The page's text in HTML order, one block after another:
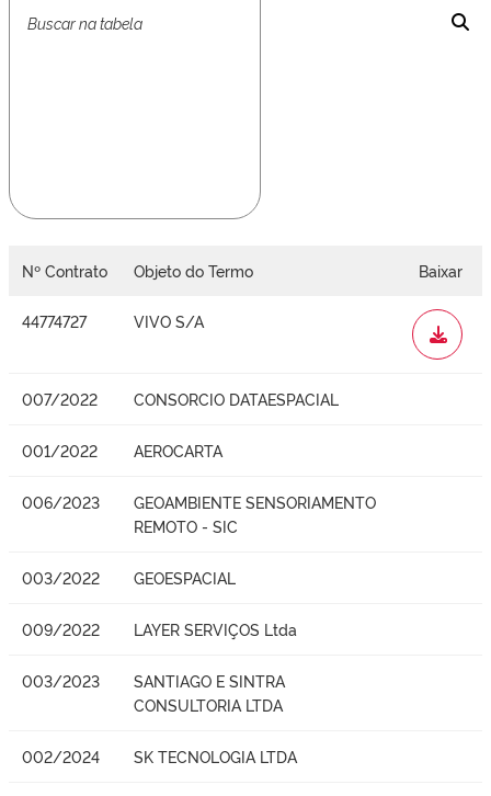
Nº Contrato Objeto do Termo Baixar
44774727 VIVO S/A
WORD
007/2022 CONSORCIO DATAESPACIAL
001/2022 AEROCARTA
006/2023
GEOAMBIENTE SENSORIAMENTO
REMOTO - SIC
003/2022 GEOESPACIAL
009/2022 LAYER SERVIÇOS Ltda
003/2023
SANTIAGO E SINTRA
CONSULTORIA LTDA
002/2024 SK TECNOLOGIA LTDA